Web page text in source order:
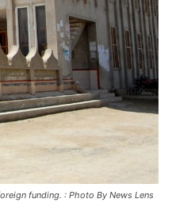
funding. : Photo By News Lens